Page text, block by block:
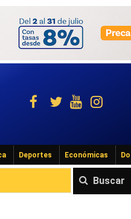
Deportes Económicas
Buscar